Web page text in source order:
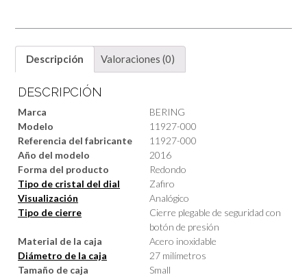
Descripción Valoraciones (0)
DESCRIPCIÓN
Marca
BERING
Modelo
11927-000
Referencia del fabricante
11927-000
Año del modelo
2016
Forma del producto
Redondo
Tipo de cristal del dial
Zafiro
Visualización
Analógico
Tipo de cierre
Cierre plegable de seguridad con
botón de presión
Material de la caja
Acero inoxidable
Diámetro de la caja
27 milímetros
Tamaño de caja
Small